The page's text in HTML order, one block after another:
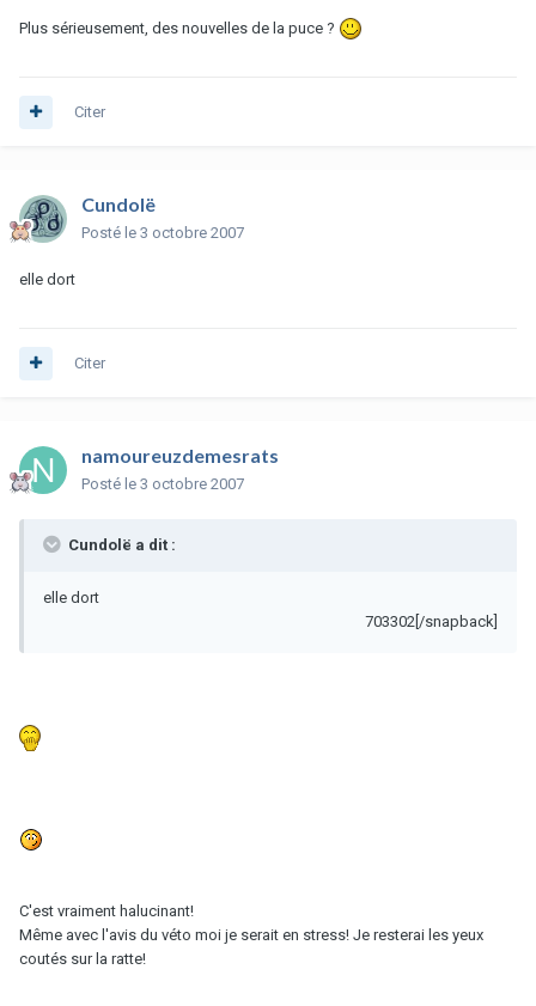
Plus sérieusement, des nouvelles de la puce ?
Citer
Cundolë
Posté le 3 octobre 2007
elle dort
Citer
namoureuzdemesrats
Posté le 3 octobre 2007
Cundolë a dit :
elle dort
703302[/snapback]
C'est vraiment halucinant!
Même avec l'avis du véto moi je serait en stress! Je resterai les yeux
coutés sur la ratte!